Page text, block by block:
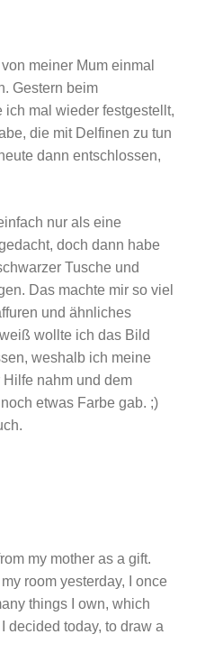
meiner Mum einmal
Gestern beim
ich mal wieder festgestellt,
die mit Delfinen zu tun
dann entschlossen,
nur als eine
doch dann habe
Tusche und
Das machte mir so viel
und ähnliches
wollte ich das Bild
weshalb ich meine
nahm und dem
etwas Farbe gab. ;)
my mother as a gift.
room yesterday, I once
things I own, which
decided today, to draw a